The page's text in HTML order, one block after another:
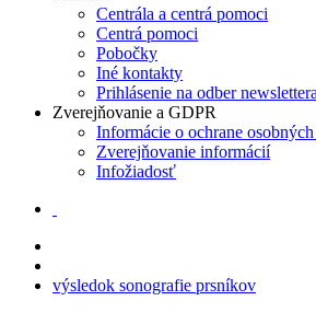
Centrála a centrá pomoci
Centrá pomoci
Pobočky
Iné kontakty
Prihlásenie na odber newslettera
Zverejňovanie a GDPR
Informácie o ochrane
Zverejňovanie informácií
Infožiadosť
výsledok sonografie prsníkov